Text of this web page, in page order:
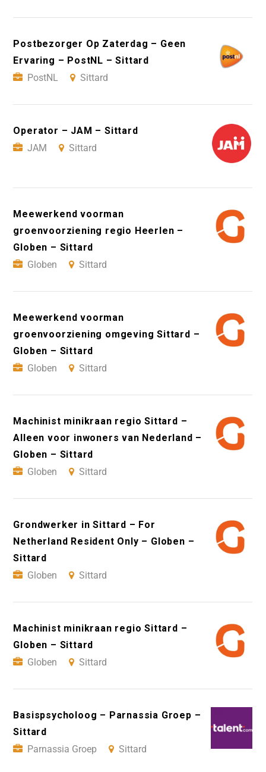
Postbezorger Op Zaterdag – Geen
Ervaring – PostNL – Sittard
PostNL
Sittard
Operator – JAM – Sittard
JAM
Sittard
Meewerkend voorman
groenvoorziening regio Heerlen –
Globen – Sittard
Globen
Sittard
Meewerkend voorman
groenvoorziening omgeving Sittard –
Globen – Sittard
Globen
Sittard
Machinist minikraan regio Sittard –
Alleen voor inwoners van Nederland –
Globen – Sittard
Globen
Sittard
Grondwerker in Sittard – For
Netherland Resident Only – Globen –
Sittard
Globen
Sittard
Machinist minikraan regio Sittard –
Globen – Sittard
Globen
Sittard
Basispsycholoog – Parnassia Groep –
Sittard
Parnassia Groep
Sittard